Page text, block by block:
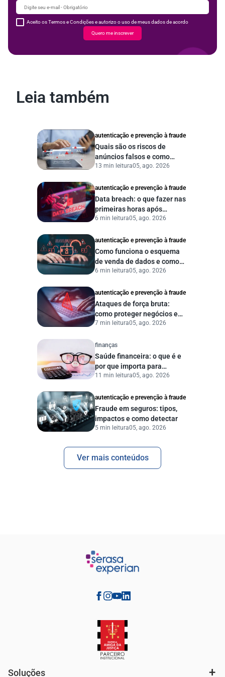
Aceito os Termos e Condições e autorizo o uso de meus dados de acordo
Quero me inscrever
Leia também
autenticação e prevenção à fraude
Quais são os riscos de
anúncios falsos e como
proteger seu negócio?
13 min leitura05, ago. 2026
autenticação e prevenção à fraude
Data breach: o que fazer nas
primeiras horas após
vazamento de dados?
6 min leitura05, ago. 2026
autenticação e prevenção à fraude
Como funciona o esquema
de venda de dados e como
proteger sua empresa?
6 min leitura05, ago. 2026
autenticação e prevenção à fraude
Ataques de força bruta:
como proteger negócios e
dados digitais
7 min leitura05, ago. 2026
finanças
Saúde financeira: o que é e
por que importa para
pessoas e empresas?
11 min leitura05, ago. 2026
autenticação e prevenção à fraude
Fraude em seguros: tipos,
impactos e como detectar
5 min leitura05, ago. 2026
Ver mais conteúdos
Soluções